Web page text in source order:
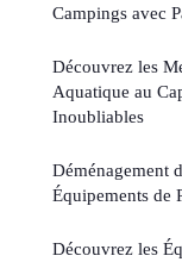
Campings avec
Découvrez les
Aquatique au
Inoubliables
Déménagement
Équipements de
Découvrez les